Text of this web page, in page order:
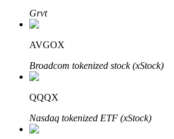
تعلم الستاكينغ
تعرف على كيفية كسب الدخل السلبي
Bitrue
AI
Grvt
AVGOX
Broadcom tokenized stock (xStock)
QQQX
Nasdaq tokenized ETF (xStock)